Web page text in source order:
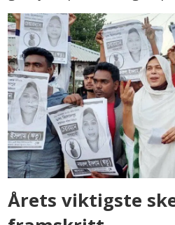
Årets viktigste